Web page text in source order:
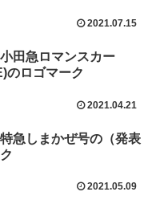
2021.07.15
小田急ロマンスカー
のロゴマーク
2021.04.21
特急しまかぜ号の（発表
2021.05.09